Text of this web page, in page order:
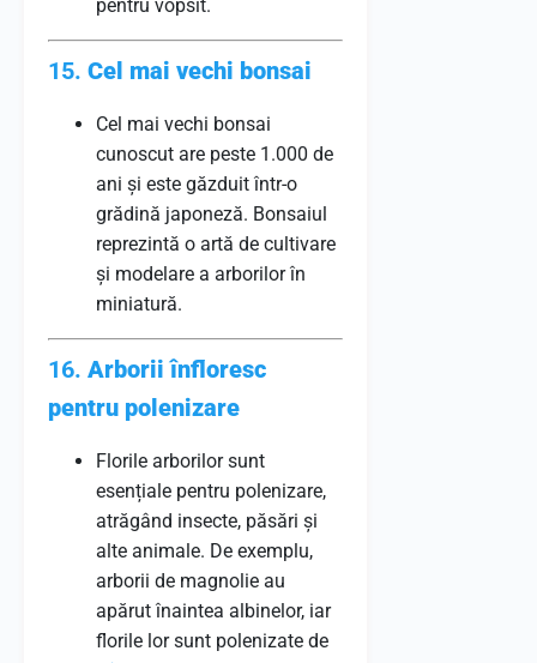
pentru vopsit.
15. Cel mai vechi bonsai
Cel mai vechi bonsai
cunoscut are peste 1.000 de
ani și este găzduit într-o
grădină japoneză. Bonsaiul
reprezintă o artă de cultivare
și modelare a arborilor în
miniatură.
16. Arborii înfloresc
pentru polenizare
Florile arborilor sunt
esențiale pentru polenizare,
atrăgând insecte, păsări și
alte animale. De exemplu,
arborii de magnolie au
apărut înaintea albinelor, iar
florile lor sunt polenizate de